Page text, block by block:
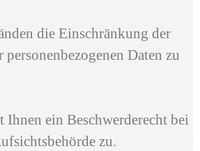
die Einschränkung der
Daten zu
Ihnen ein Beschwerderecht bei
zu.